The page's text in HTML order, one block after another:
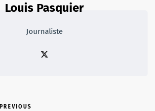
Louis Pasquier
Journaliste
PREVIOUS